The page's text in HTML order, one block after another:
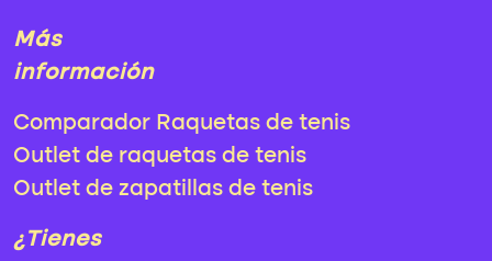
Más
información
Comparador Raquetas de tenis
Outlet de raquetas de tenis
Outlet de zapatillas de tenis
¿Tienes